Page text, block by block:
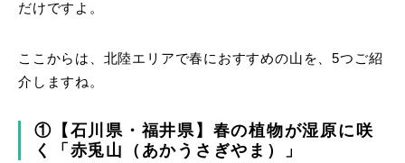
だけですよ。
ここからは、北陸エリアで春におすすめの山を、5つご紹
介しますね。
①【石川県・福井県】春の植物が湿原に咲
く「赤兎山（あかうさぎやま）」